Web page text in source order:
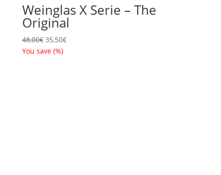
Weinglas X Serie – The
Original
48,00€ Ursprünglicher
Preis
35,50€Aktueller
You save (%)